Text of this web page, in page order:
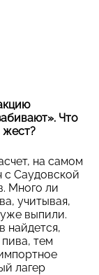
Что
на самом
с Саудовской
Много ли
учитывая,
выпили.
найдется,
тем
лагер